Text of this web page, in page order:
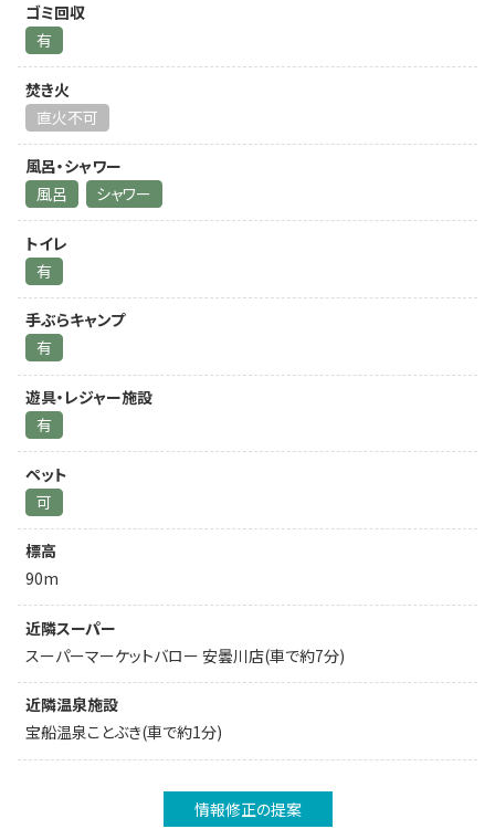
ゴミ回収
有
焚き火
直火不可
風呂・シャワー
風呂
シャワー
トイレ
有
手ぶらキャンプ
有
遊具・レジャー施設
有
ペット
可
標高
90m
近隣スーパー
スーパーマーケットバロー 安曇川店(車で約7分)
近隣温泉施設
宝船温泉ことぶき(車で約1分)
情報修正の提案